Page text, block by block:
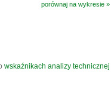
porównaj na wykresie »
wskaźnikach analizy technicznej